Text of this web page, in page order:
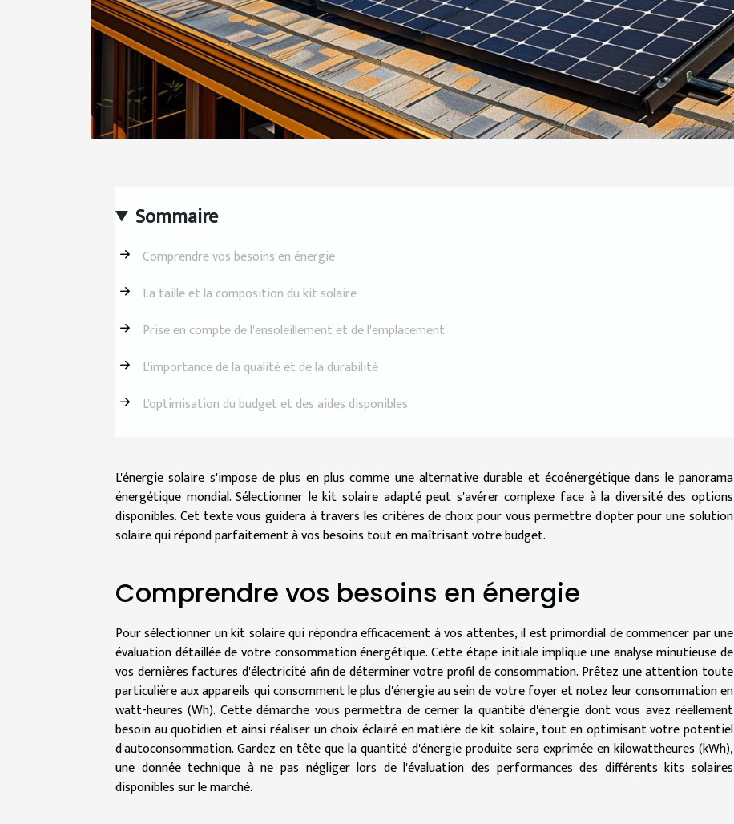
Sommaire
Comprendre vos besoins en énergie
La taille et la composition du kit solaire
Prise en compte de l'ensoleillement et de l'emplacement
L'importance de la qualité et de la durabilité
L'optimisation du budget et des aides disponibles
L'énergie solaire s'impose de plus en plus comme une alternative durable et écoénergétique dans le panorama
énergétique mondial. Sélectionner le kit solaire adapté peut s'avérer complexe face à la diversité des options
disponibles. Cet texte vous guidera à travers les critères de choix pour vous permettre d'opter pour une solution
solaire qui répond parfaitement à vos besoins tout en maîtrisant votre budget.
Comprendre vos besoins en énergie
Pour sélectionner un kit solaire qui répondra efficacement à vos attentes, il est primordial de commencer par une
évaluation détaillée de votre consommation énergétique. Cette étape initiale implique une analyse minutieuse de
vos dernières factures d'électricité afin de déterminer votre profil de consommation. Prêtez une attention toute
particulière aux appareils qui consomment le plus d'énergie au sein de votre foyer et notez leur consommation en
watt-heures (Wh). Cette démarche vous permettra de cerner la quantité d'énergie dont vous avez réellement
besoin au quotidien et ainsi réaliser un choix éclairé en matière de kit solaire, tout en optimisant votre potentiel
d'autoconsommation. Gardez en tête que la quantité d'énergie produite sera exprimée en kilowattheures (kWh),
une donnée technique à ne pas négliger lors de l'évaluation des performances des différents kits solaires
disponibles sur le marché.